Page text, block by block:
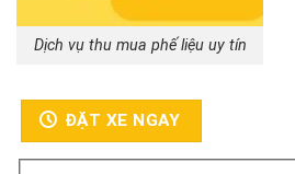
Dịch vụ thu mua phế liệu uy tín
ĐẶT XE NGAY